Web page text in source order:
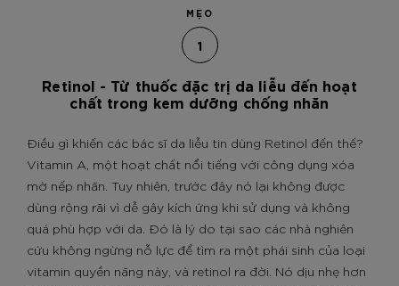
MẸO
1
Retinol - Từ thuốc đặc trị da liễu đến hoạt
chất trong kem dưỡng chống nhăn
Điều gì khiến các bác sĩ da liễu tin dùng Retinol đến thế?
Vitamin A, một hoạt chất nổi tiếng với công dụng xóa
mờ nếp nhăn. Tuy nhiên, trước đây nó lại không được
dùng rộng rãi vì dễ gây kích ứng khi sử dụng và không
quá phù hợp với da. Đó là lý do tại sao các nhà nghiên
cứu không ngừng nỗ lực để tìm ra một phái sinh của loại
vitamin quyền năng này, và retinol ra đời. Nó dịu nhẹ hơn